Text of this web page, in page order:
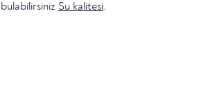
bulabilirsiniz Su kalitesi.